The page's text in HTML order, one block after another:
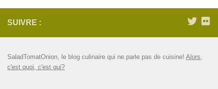
SUIVRE :
SaladTomatOnion, le blog culinaire qui ne parle pas de cuisine! Alors,
c'est quoi, c'est qui?